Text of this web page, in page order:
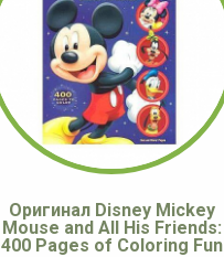
Оригинал Disney Mickey
Mouse and All His Friends:
400 Pages of Coloring Fun